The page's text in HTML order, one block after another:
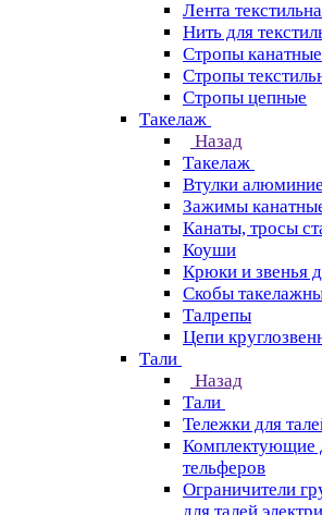
Лента
Нить для
Стропы канатные
Стропы
Стропы цепные
Такелаж
Назад
Такелаж
Втулки
Зажимы
Канаты, тросы
Коуши
Крюки и звенья
Скобы
Талрепы
Цепи
Тали
Назад
Тали
Тележки для
Комплектующие
тельферов
Ограничители